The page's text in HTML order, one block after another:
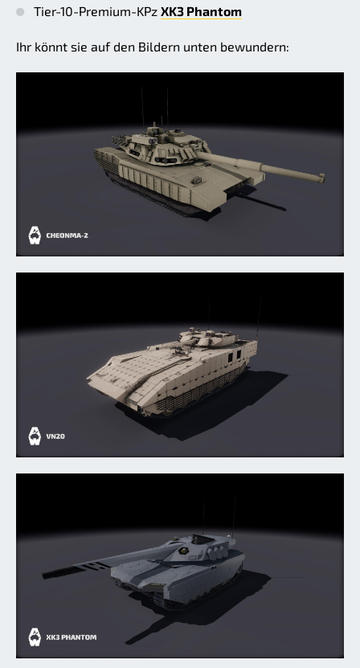
Tier-10-Premium-KPz XK3 Phantom
Ihr könnt sie auf den Bildern unten bewundern: